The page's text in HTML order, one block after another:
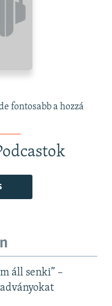
fontosabb a hozzá
áll senki” –